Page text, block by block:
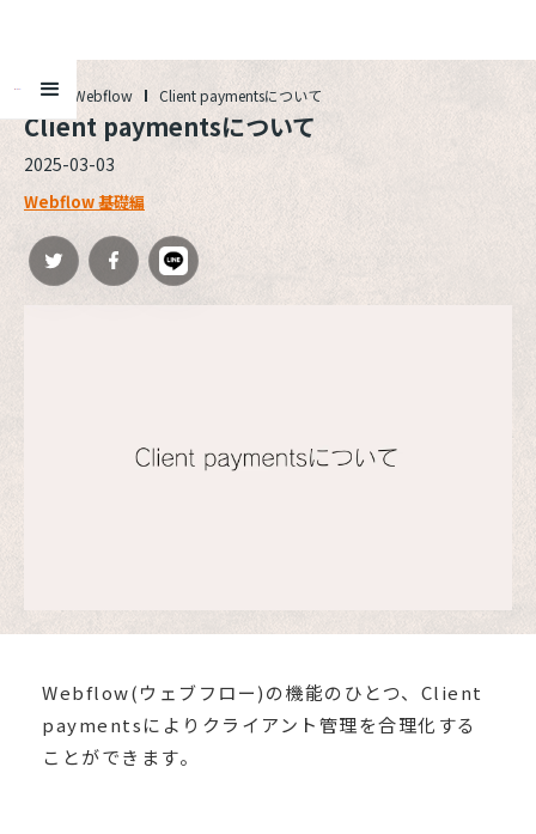
ALL Webflow Client paymentsについて
Client paymentsについて
2025-03-03
Webflow 基礎編
Webflow(ウェブフロー)の機能のひとつ、Client
paymentsによりクライアント管理を合理化する
ことができます。